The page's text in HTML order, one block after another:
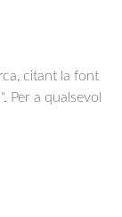
citant la font
Per a qualsevol